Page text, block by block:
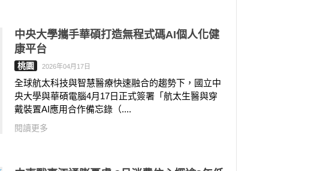
中央大學攜手華碩打造無程式碼AI個人化健
康平台
桃園 2026年04月17日
全球航太科技與智慧醫療快速融合的趨勢下，國立中
央大學與華碩電腦4月17日正式簽署「航太生醫與穿
戴裝置AI應用合作備忘錄（....
閱讀更多